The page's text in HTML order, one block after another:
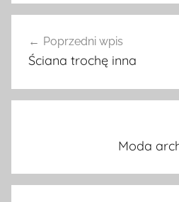
wpisu
Poprzedni wpis
Ściana trochę inna
Moda